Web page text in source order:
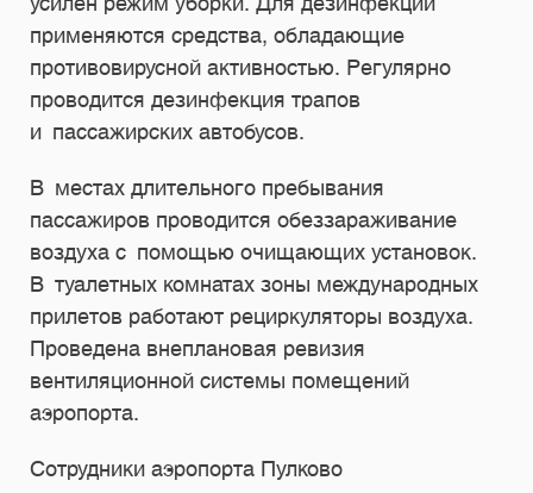
применяются средства, обладающие
противовирусной активностью. Регулярно
проводится дезинфекция трапов
и пассажирских автобусов.
В местах длительного пребывания
пассажиров проводится обеззараживание
воздуха с помощью очищающих установок.
В туалетных комнатах зоны международных
прилетов работают рециркуляторы воздуха.
Проведена внеплановая ревизия
вентиляционной системы помещений
аэропорта.
Сотрудники аэропорта Пулково